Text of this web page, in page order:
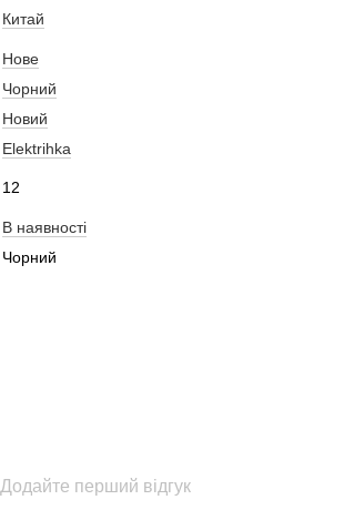
Китай
Нове
Чорний
Новий
Elektrihka
12
В наявності
Чорний
Додайте перший відгук